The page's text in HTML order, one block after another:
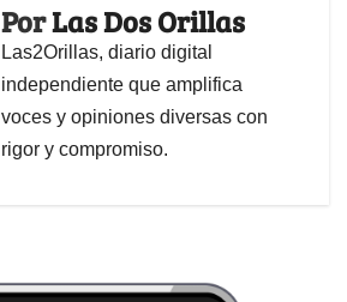
PorLas Dos Orillas
Las2Orillas, diario digital
independiente que amplifica
voces y opiniones diversas con
rigor y compromiso.